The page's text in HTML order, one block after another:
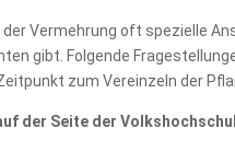
Vermehrung oft spezielle
gibt. Folgende
zum Vereinzeln der
der Seite der